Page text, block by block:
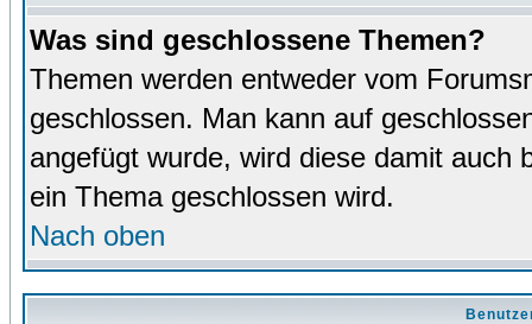
Was sind geschlossene Themen?
Themen werden entweder vom
geschlossen. Man kann auf
angefügt wurde, wird diese damit auch
ein Thema geschlossen wird.
Nach oben